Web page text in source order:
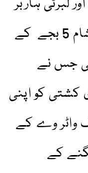
لبرٹی ہاربر
کی طرف جارہی تھی کہ شام 5 بجے کے
جس نے
کشتی کو اپنی
واٹر وے کے
کے